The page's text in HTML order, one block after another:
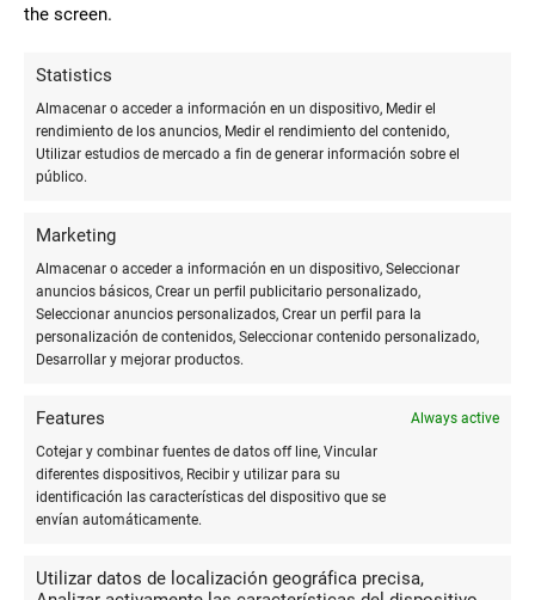
the screen.
Statistics
Almacenar o acceder a información en un dispositivo, Medir el
rendimiento de los anuncios, Medir el rendimiento del contenido,
Utilizar estudios de mercado a fin de generar información sobre el
público.
Marketing
Almacenar o acceder a información en un dispositivo, Seleccionar
anuncios básicos, Crear un perfil publicitario personalizado,
Seleccionar anuncios personalizados, Crear un perfil para la
personalización de contenidos, Seleccionar contenido personalizado,
Desarrollar y mejorar productos.
Features
Always active
Cotejar y combinar fuentes de datos off line, Vincular
diferentes dispositivos, Recibir y utilizar para su
identificación las características del dispositivo que se
envían automáticamente.
Utilizar datos de localización geográfica precisa,
garanticen su origen responsable.
La calidad artística y la
preferencia por la madera
impacto medioambiental positivo o su funcionalidad, sino
artistas y diseñadores prefieren estos lápices por la
sensación de control y la expresividad que permiten en el
trazo.
que los materiales sintéticos no pueden igualar. Esta
conexión táctil con el instrumento de dibujo o escritura es
valorada por muchos usuarios, quienes encuentran en ella
una fuente de inspiración.
diferente, debido a las variaciones naturales en la madera,